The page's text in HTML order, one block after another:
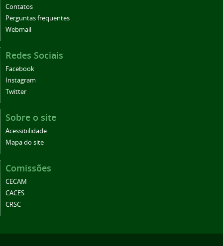
Contatos
Perguntas frequentes
Webmail
Redes Sociais
Facebook
Instagram
Twitter
Sobre o site
Acessibilidade
Mapa do site
Comissões
CECAM
CACES
CRSC